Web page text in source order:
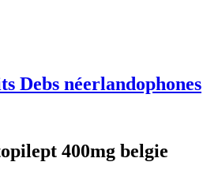
Debs néerlandophones
400mg belgie